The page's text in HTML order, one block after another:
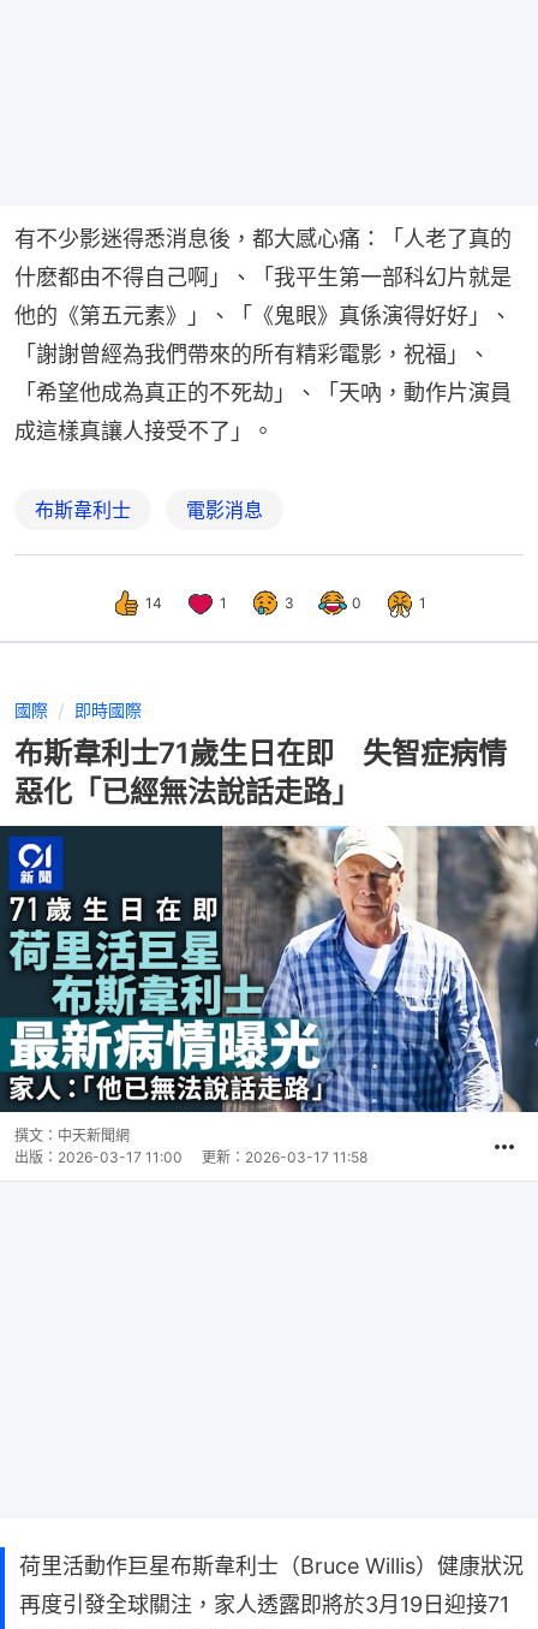
有不少影迷得悉消息後，都大感心痛：「人老了真的
什麽都由不得自己啊」、「我平生第一部科幻片就是
他的《第五元素》」、「《鬼眼》真係演得好好」、
「謝謝曾經為我們帶來的所有精彩電影，祝福」、
「希望他成為真正的不死劫」、「天吶，動作片演員
成這樣真讓人接受不了」。
布斯韋利士 電影消息
14 1 3 0 1
國際 即時國際
布斯韋利士71歲生日在即 失智症病情
惡化「已經無法說話走路」
撰文： 中天新聞網
出版： 2026-03-17 11:00 更新： 2026-03-17 11:58
荷里活動作巨星布斯韋利士（Bruce Willis）健康狀況
再度引發全球關注，家人透露即將於3月19日迎接71